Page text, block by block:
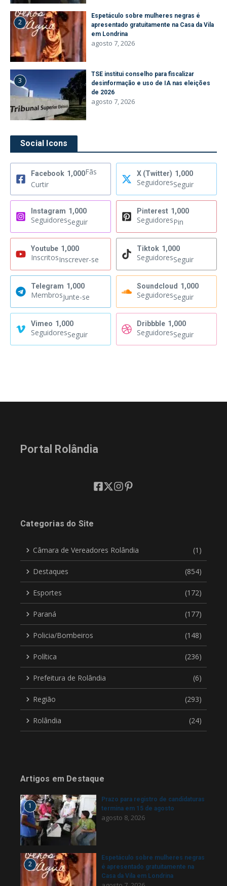
2
Espetáculo sobre mulheres negras é
apresentado gratuitamente na Casa da Vila
em Londrina
agosto 7, 2026
3
TSE institui conselho para fiscalizar
desinformação e uso de IA nas eleições
de 2026
agosto 7, 2026
Social Icons
Facebook 1,000Fãs
Curtir
X (Twitter) 1,000
SeguidoresSeguir
Instagram 1,000
SeguidoresSeguir
Pinterest 1,000
SeguidoresPin
Youtube 1,000
InscritosInscrever-se
Tiktok 1,000
SeguidoresSeguir
Telegram 1,000
MembrosJunte-se
Soundcloud 1,000
SeguidoresSeguir
Vimeo 1,000
SeguidoresSeguir
Dribbble 1,000
SeguidoresSeguir
Portal Rolândia
Categorias do Site
Câmara de Vereadores Rolândia (1)
Destaques (854)
Esportes (172)
Paraná (177)
Policia/Bombeiros (148)
Política (236)
Prefeitura de Rolândia (6)
Região (293)
Rolândia (24)
Artigos em Destaque
1
Prazo para registro de candidaturas
termina em 15 de agosto
agosto 8, 2026
2
Espetáculo sobre mulheres negras
é apresentado gratuitamente na
Casa da Vila em Londrina